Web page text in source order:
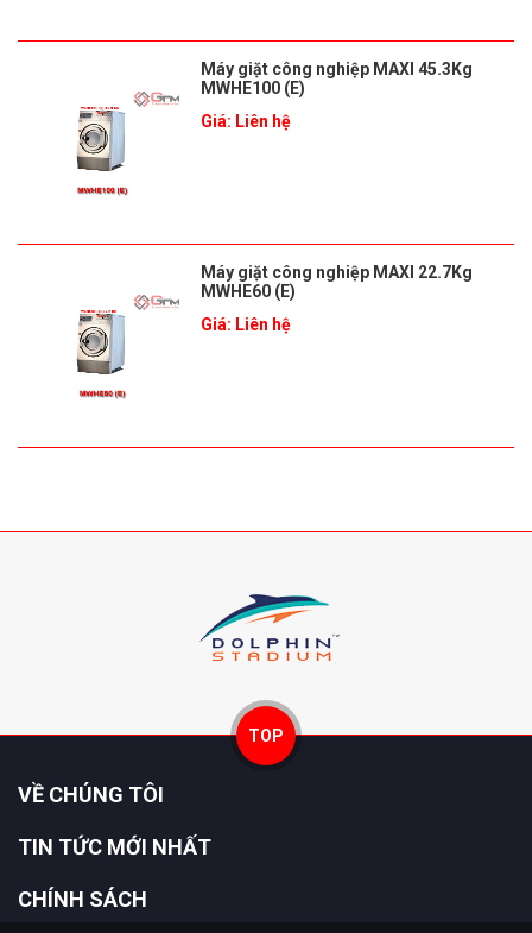
Máy giặt công nghiệp MAXI 45.3Kg
MWHE100 (E)
Giá: Liên hệ
Máy giặt công nghiệp MAXI 22.7Kg
MWHE60 (E)
Giá: Liên hệ
TOP
VỀ CHÚNG TÔI
TIN TỨC MỚI NHẤT
CHÍNH SÁCH